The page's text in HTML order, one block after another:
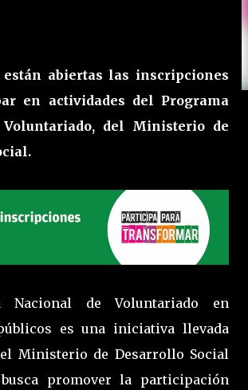
están abiertas las inscripciones
en actividades del Programa
del Ministerio de
Nacional de Voluntariado en
es una iniciativa llevada
Ministerio de Desarrollo Social
busca promover la participación